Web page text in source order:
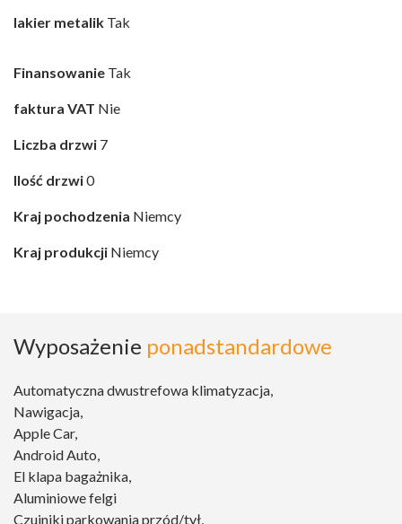
lakier metalik Tak
Finansowanie Tak
faktura VAT Nie
Liczba drzwi 7
Ilość drzwi0
Kraj pochodzenia Niemcy
Kraj produkcji Niemcy
Wyposażenie ponadstandardowe
Automatyczna dwustrefowa klimatyzacja,
Nawigacja,
Apple Car,
Android Auto,
El klapa bagażnika,
Aluminiowe felgi
Czujniki parkowania przód/tył,